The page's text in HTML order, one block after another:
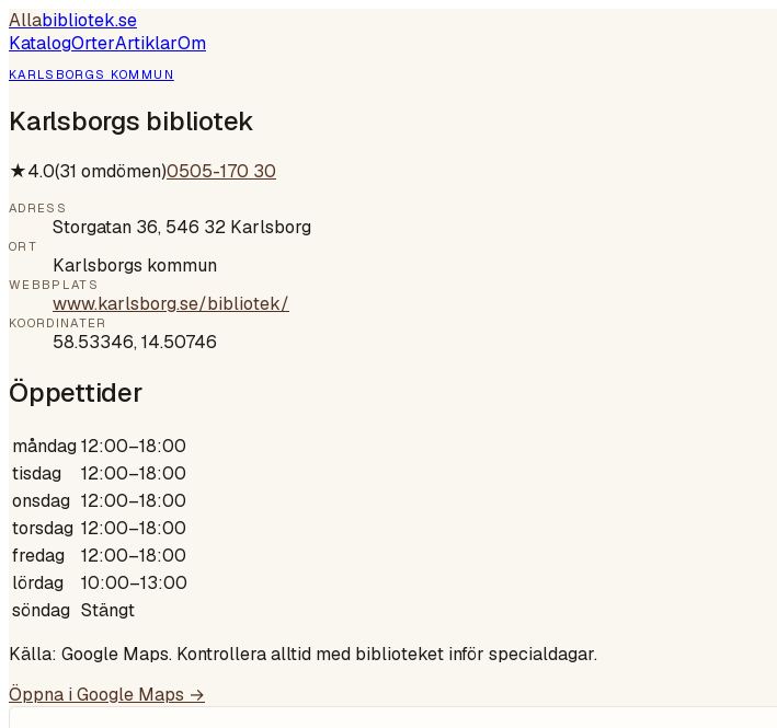
Allabibliotek.se
KatalogOrterArtiklarOm
KARLSBORGS KOMMUN
Karlsborgs bibliotek
★4.0(31 omdömen)0505-170 30
ADRESS
Storgatan 36, 546 32 Karlsborg
ORT
Karlsborgs kommun
WEBBPLATS
www.karlsborg.se/bibliotek/
KOORDINATER
58.53346,14.50746
Öppettider
måndag12:00–18:00
tisdag
12:00–18:00
onsdag 12:00–18:00
torsdag 12:00–18:00
fredag
12:00–18:00
lördag
10:00–13:00
söndag Stängt
Källa: Google Maps. Kontrollera alltid med biblioteket inför specialdagar.
Öppna i Google Maps →